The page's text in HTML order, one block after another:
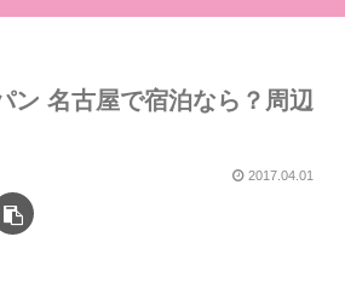
ン 名古屋で宿泊なら？周辺
2017.04.01